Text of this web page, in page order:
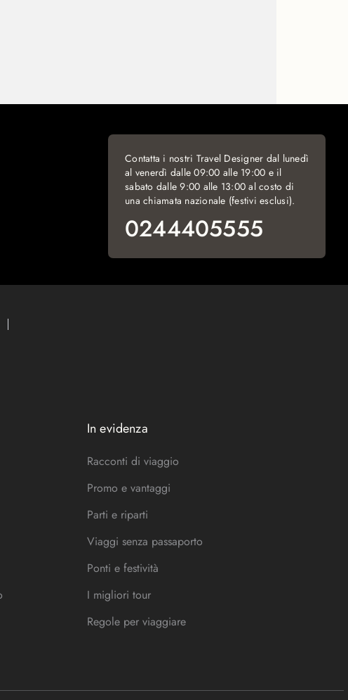
Contatta i nostri Travel Designer dal lunedì
al venerdì dalle 09:00 alle 19:00 e il
sabato dalle 9:00 alle 13:00 al costo di
una chiamata nazionale (festivi esclusi).
0244405555
In evidenza
Racconti di viaggio
Promo e vantaggi
Parti e riparti
Viaggi senza passaporto
Ponti e festività
I migliori tour
Regole per viaggiare